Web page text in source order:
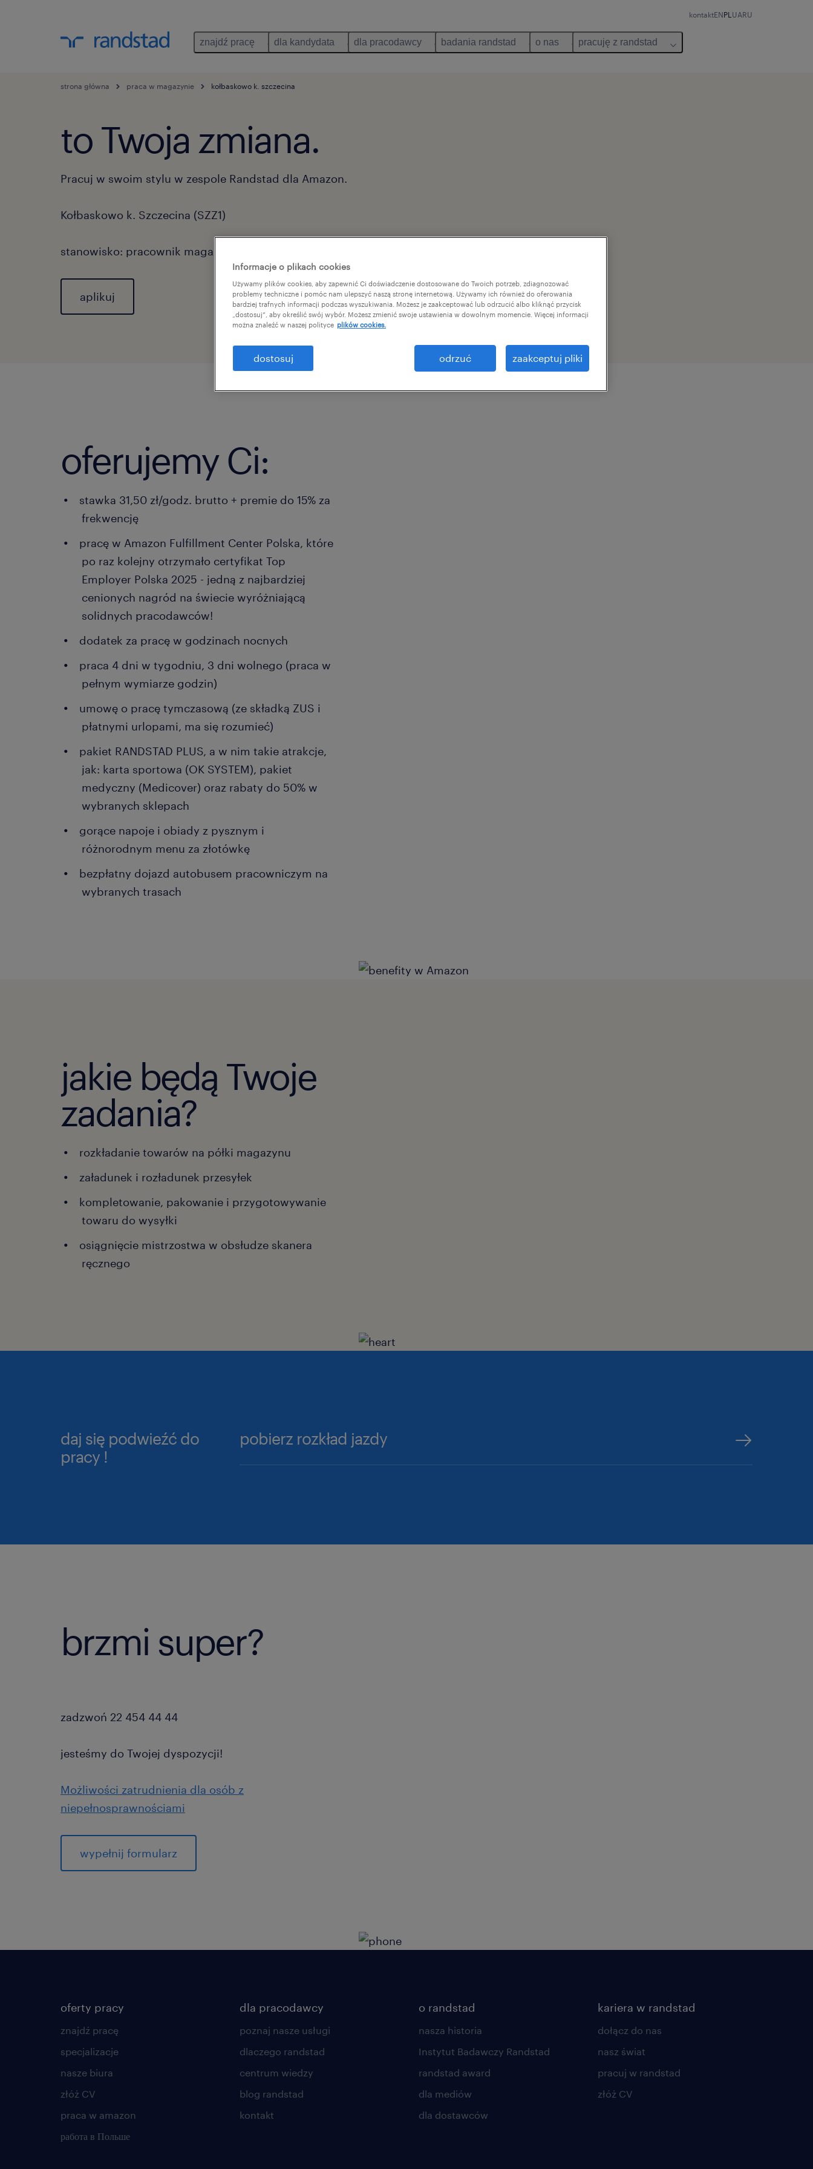
kontaktENPL UARU
znajdź pracę dla kandydata dla pracodawcy badania randstad o nas pracuję z randstad
strona główna praca w magazynie kołbaskowo k. szczecina
to Twoja zmiana.
Pracuj w swoim stylu w zespole Randstad dla Amazon.
Kołbaskowo k. Szczecina (SZZ1)
stanowisko: pracownik magazynu/pracownica magazynu
aplikuj
oferujemy Ci:
stawka 31,50 zł/godz. brutto + premie do 15% za
frekwencję
pracę w Amazon Fulfillment Center Polska, które
po raz kolejny otrzymało certyfikat Top
Employer Polska 2025 - jedną z najbardziej
cenionych nagród na świecie wyróżniającą
solidnych pracodawców!
dodatek za pracę w godzinach nocnych
praca 4 dni w tygodniu, 3 dni wolnego (praca w
pełnym wymiarze godzin)
umowę o pracę tymczasową (ze składką ZUS i
płatnymi urlopami, ma się rozumieć)
pakiet RANDSTAD PLUS, a w nim takie atrakcje,
jak: karta sportowa (OK SYSTEM), pakiet
medyczny (Medicover) oraz rabaty do 50% w
wybranych sklepach
gorące napoje i obiady z pysznym i
różnorodnym menu za złotówkę
bezpłatny dojazd autobusem pracowniczym na
wybranych trasach
jakie będą Twoje
zadania?
rozkładanie towarów na półki magazynu
załadunek i rozładunek przesyłek
kompletowanie, pakowanie i przygotowywanie
towaru do wysyłki
osiągnięcie mistrzostwa w obsłudze skanera
ręcznego
daj się podwieźć do
pracy !
pobierz rozkład jazdy
brzmi super?
zadzwoń 22 454 44 44
jesteśmy do Twojej dyspozycji!
Możliwości zatrudnienia dla osób z
niepełnosprawnościami
wypełnij formularz
oferty pracy
znajdź pracę
specjalizacje
nasze biura
złóż CV
praca w amazon
работа в Польше
dla pracodawcy
poznaj nasze usługi
dlaczego randstad
centrum wiedzy
blog randstad
kontakt
o randstad
nasza historia
Instytut Badawczy Randstad
randstad award
dla mediów
dla dostawców
kariera w randstad
dołącz do nas
nasz świat
pracuj w randstad
złóż CV
Informacje o plikach cookies
Używamy plików cookies, aby zapewnić Ci doświadczenie dostosowane do Twoich potrzeb, zdiagnozować
problemy techniczne i pomóc nam ulepszyć naszą stronę internetową. Używamy ich również do oferowania
bardziej trafnych informacji podczas wyszukiwania. Możesz je zaakceptować lub odrzucić albo kliknąć przycisk
„dostosuj”, aby określić swój wybór. Możesz zmienić swoje ustawienia w dowolnym momencie. Więcej informacji
można znaleźć w naszej polityce plików cookies.
dostosuj odrzuć zaakceptuj pliki